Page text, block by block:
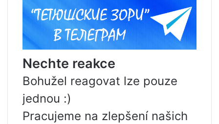
Nechte reakce
Bohužel reagovat lze pouze
jednou :)
Pracujeme na zlepšení našich